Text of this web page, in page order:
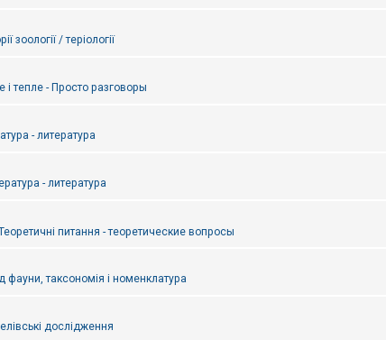
зоології / теріології
і тепле - Просто разговоры
- литература
- литература
питання - теоретические вопросы
фауни, таксономія і номенклатура
дослідження